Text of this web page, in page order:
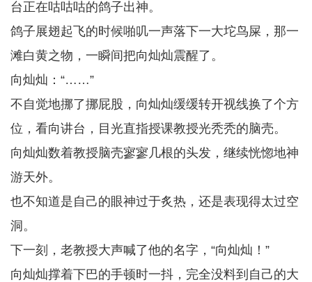
台正在咕咕咕的鸽子出神。
鸽子展翅起飞的时候啪叽一声落下一大坨鸟屎，那一
滩白黄之物，一瞬间把向灿灿震醒了。
向灿灿：“……”
不自觉地挪了挪屁股，向灿灿缓缓转开视线换了个方
位，看向讲台，目光直指授课教授光秃秃的脑壳。
向灿灿数着教授脑壳寥寥几根的头发，继续恍惚地神
游天外。
也不知道是自己的眼神过于炙热，还是表现得太过空
洞。
下一刻，老教授大声喊了他的名字，“向灿灿！”
向灿灿撑着下巴的手顿时一抖，完全没料到自己的大